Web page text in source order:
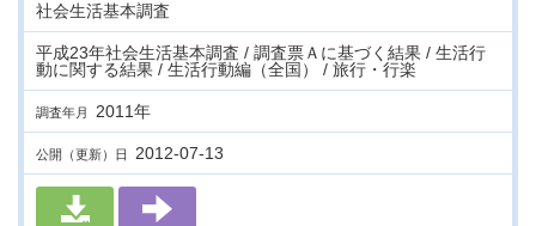
社会生活基本調査
平成23年社会生活基本調査 / 調査票Ａに基づく結果 / 生活行
動に関する結果 / 生活行動編（全国） / 旅行・行楽
調査年月 2011年
公開（更新）日 2012-07-13